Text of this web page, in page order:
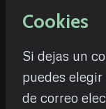
Cookies
Si dejas un
puedes
de correo